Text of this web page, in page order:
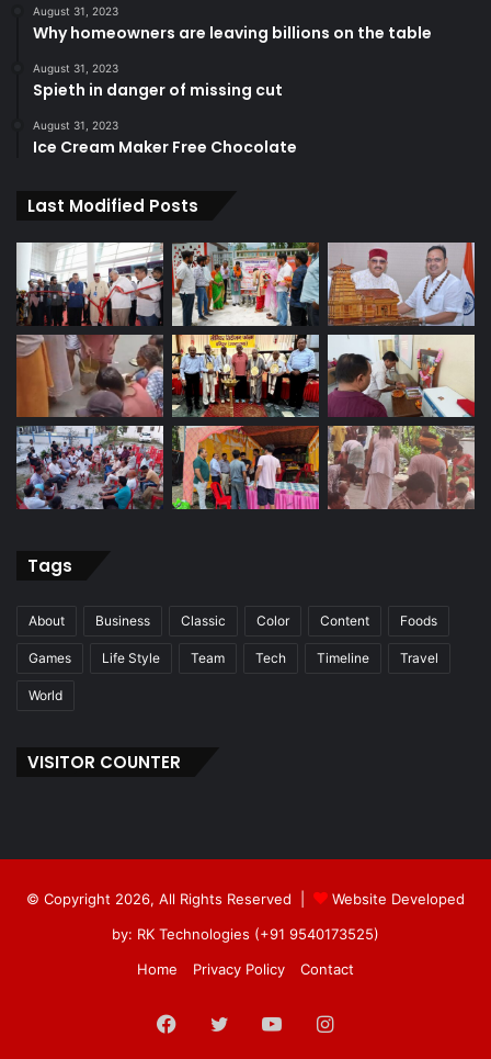
August 31, 2023
Why homeowners are leaving billions on the table
August 31, 2023
Spieth in danger of missing cut
August 31, 2023
Ice Cream Maker Free Chocolate
Last Modified Posts
Tags
About Business Classic Color Content Foods
Games Life Style Team Tech Timeline Travel
World
VISITOR COUNTER
© Copyright 2026, All Rights Reserved |
Website Developed
by: RK Technologies (+91 9540173525)
Home
Privacy Policy Contact
Facebook
TwitterYouTubeInstagram